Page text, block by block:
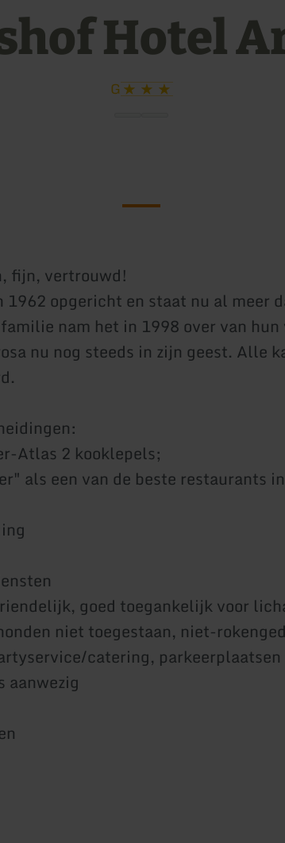
Hotel
G
fijn, vertrouwd!
opgericht en staat nu al meer
nam het in 1998 over van
nu nog steeds in zijn geest. Alle
Atlas 2 kooklepels;
als een van de beste restaurants
goed toegankelijk voor
niet toegestaan, niet-
catering, parkeerplaatsen
aanwezig